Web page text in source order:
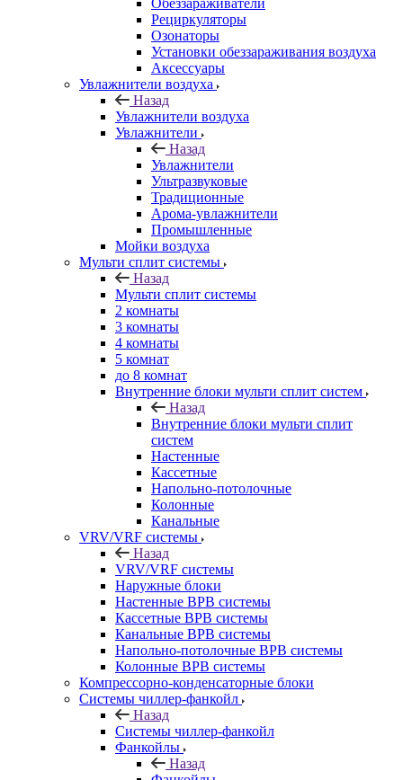
Обеззараживатели
Рециркуляторы
Озонаторы
Установки обеззараживания воздуха
Аксессуары
Увлажнители воздуха
Назад
Увлажнители воздуха
Увлажнители
Назад
Увлажнители
Ультразвуковые
Традиционные
Арома-увлажнители
Промышленные
Мойки воздуха
Мульти сплит системы
Назад
Мульти сплит системы
2 комнаты
3 комнаты
4 комнаты
5 комнат
до 8 комнат
Внутренние блоки мульти сплит систем
Назад
Внутренние блоки мульти сплит
систем
Настенные
Кассетные
Напольно-потолочные
Колонные
Канальные
VRV/VRF системы
Назад
VRV/VRF системы
Наружные блоки
Настенные ВРВ системы
Кассетные ВРВ системы
Канальные ВРВ системы
Напольно-потолочные ВРВ системы
Колонные ВРВ системы
Компрессорно-конденсаторные блоки
Системы чиллер-фанкойл
Назад
Системы чиллер-фанкойл
Фанкойлы
Назад